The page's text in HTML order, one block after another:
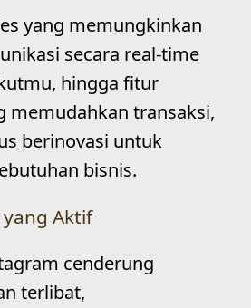
yang memungkinkan
secara real-time
hingga fitur
memudahkan transaksi,
berinovasi untuk
bisnis.
Aktif
cenderung
terlibat,